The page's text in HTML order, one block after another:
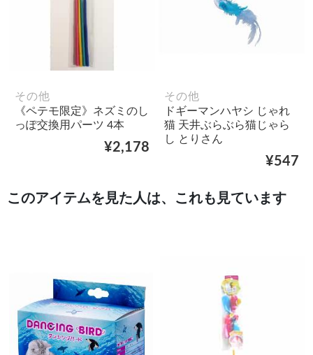
その他
《ペテモ限定》ネズミのし
っぽ交換用パーツ 4本
¥2,178
その他
ドギーマンハヤシ じゃれ
猫 天井ぶらぶら猫じゃら
し とりさん
¥547
このアイテムを見た人は、これも見ています